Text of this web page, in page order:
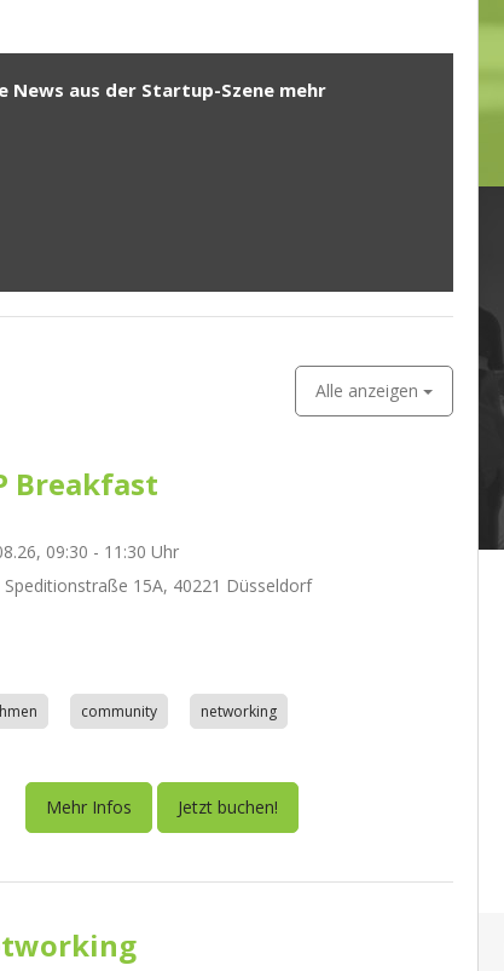
News aus der Startup-Szene mehr
Alle anzeigen
Breakfast
09:30 - 11:30 Uhr
Speditionstraße 15A, 40221 Düsseldorf
community networking
Mehr Infos Jetzt buchen!